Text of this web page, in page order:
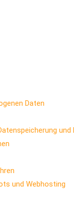
Daten
und
und Webhosting